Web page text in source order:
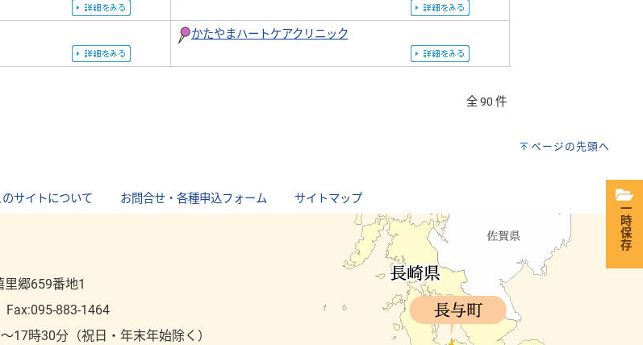
かたやまハートケアクリニック
全 90 件
ページの先頭へ
のサイトについて お問合せ・各種申込フォーム サイトマップ
郷659番地1
Fax:095-883-1464
17時30分（祝⽇・年末年始除く）
一時保存